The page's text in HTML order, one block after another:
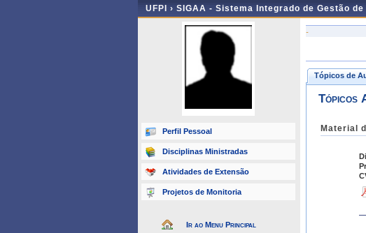
UFPI › SIGAA - Sistema Integrado de Gestão
Perfil Pessoal
Disciplinas Ministradas
Atividades de Extensão
Projetos de Monitoria
Ir ao Menu Principal
-
Tópicos de
Tópicos
Material